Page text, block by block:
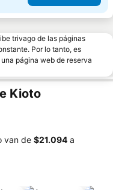
trivago de las páginas
Por lo tanto, es
página web de reserva
Kioto
van de ‎$21.094 a